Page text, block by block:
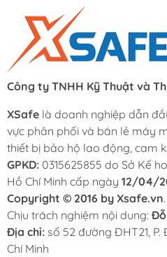
Công ty TNHH Kỹ Thuật và
XSafe là doanh nghiệp dẫn
vực phân phối và bán lẻ máy
thiết bị bảo hộ lao động, cam
GPKD: 0315625855 do Sở Kế
Hồ Chí Minh cấp ngày 12/04/
Copyright © 2016 by Xsafe.vn
Chịu trách nghiệm nội dung:
Địa chỉ: số 52 đường ĐHT21,
Chí Minh